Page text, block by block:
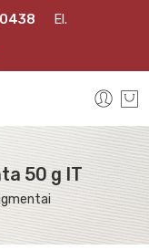
El.
50 g IT